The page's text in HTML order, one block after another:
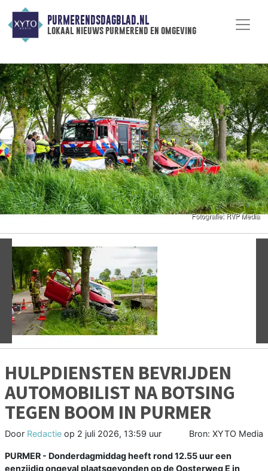
PURMERENDSDAGBLAD.NL
lokaal nieuws purmerend en omgeving
Vorige
HULPDIENSTEN BEVRIJDEN
AUTOMOBILIST NA BOTSING
TEGEN BOOM IN PURMER
Door Redactie op 2 juli 2026, 13:59 uur Bron: XYTO Media
PURMER - Donderdagmiddag heeft rond 12.55 uur een
eenzijdig ongeval plaatsgevonden op de Oosterweg E in